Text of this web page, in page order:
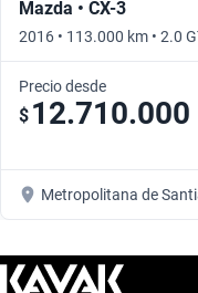
Mazda • CX-3
2016 • 113.000 km • 2.0
Precio desde
$ 12.710.000
Metropolitana de